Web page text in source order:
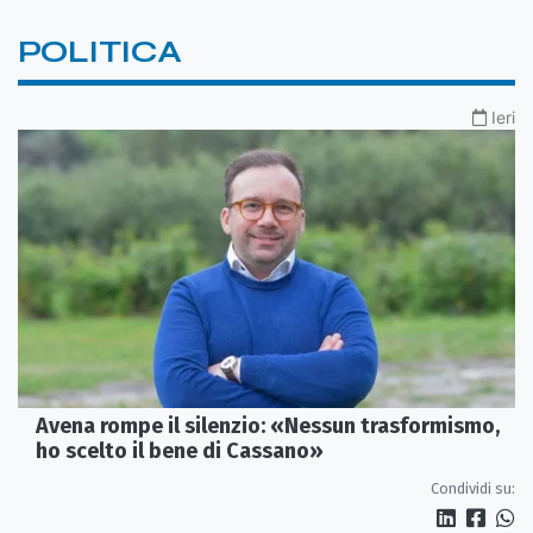
POLITICA
Ieri
Avena rompe il silenzio: «Nessun trasformismo,
ho scelto il bene di Cassano»
Condividi su: